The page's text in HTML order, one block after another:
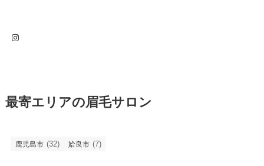
Instagram
最寄エリアの眉毛サロン
鹿児島市 (32) 姶良市 (7)